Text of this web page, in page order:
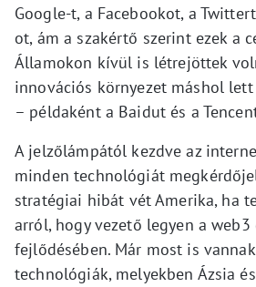
Google-t, a Facebookot, a
ot, ám a szakértő szerint ezek a
Államokon kívül is létrejöttek
innovációs környezet máshol
– példaként a Baidut és a
A jelzőlámpától kezdve az
minden technológiát
stratégiai hibát vét Amerika, ha
arról, hogy vezető legyen a web3
fejlődésében. Már most is
technológiák, melyekben Ázsia